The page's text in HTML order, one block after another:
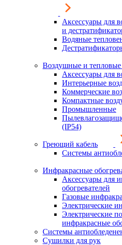
Аксессуары для
и
Водяные
Воздушные и тепловые
Аксессуары для
Интерьерные
Коммерческие
Компактные
Промышленные
(IP54)
Греющий кабель
Системы
Инфракрасные
Аксессуары для
обогревателей
Газовые
Электрические
Электрические
инфракрасные
Системы
Сушилки для рук